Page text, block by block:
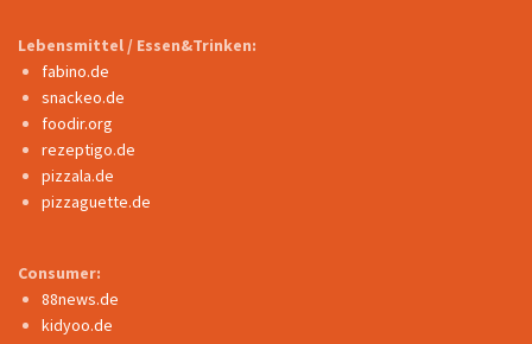
Lebensmittel / Essen&Trinken:
fabino.de
snackeo.de
foodir.org
rezeptigo.de
pizzala.de
pizzaguette.de
Consumer:
88news.de
kidyoo.de